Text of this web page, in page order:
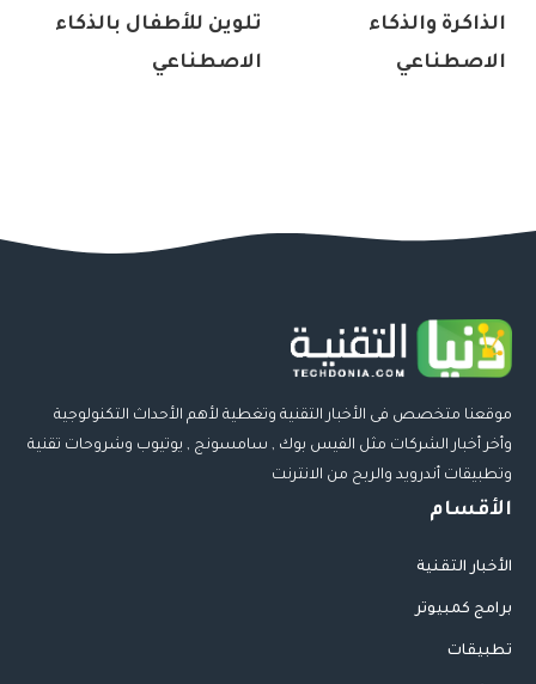
الذاكرة والذكاء
الاصطناعي
تلوين للأطفال بالذكاء
الاصطناعي
موقعنا متخصص فى الأخبار التقنية وتغطية لأهم الأحداث التكنولوجية
وأخر أخبار الشركات مثل الفيس بوك , سامسونج , يوتيوب وشروحات تقنية
وتطبيقات أندرويد والربح من الانترنت
الأقسام
الأخبار التقنية
برامج كمبيوتر
تطبيقات